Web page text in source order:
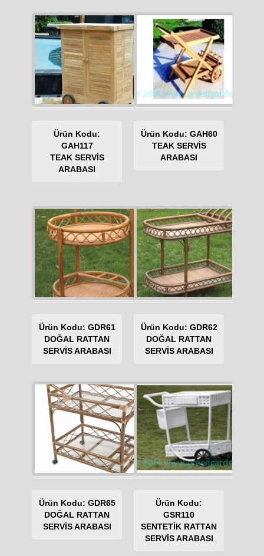
Ürün Kodu:
GAH117
TEAK SERVİS
ARABASI
Ürün Kodu: GAH60
TEAK SERVİS
ARABASI
Ürün Kodu: GDR61
DOĞAL RATTAN
SERVİS ARABASI
Ürün Kodu: GDR62
DOĞAL RATTAN
SERVİS ARABASI
Ürün Kodu: GDR65
DOĞAL RATTAN
SERVİS ARABASI
Ürün Kodu:
GSR110
SENTETİK RATTAN
SERVİS ARABASI